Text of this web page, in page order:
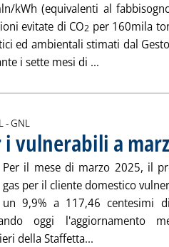
kWh (equivalenti al
evitate di CO2 per 160mila
ed ambientali stimati dal
i sette mesi di ... Leggi tutta
- GNL
vulnerabili a
Per il mese di marzo 2025, il
gas per il cliente domestico
un 9,9% a 117,46 centesimi
oggi l'aggiornamento
della Staffetta... Leggi tutta